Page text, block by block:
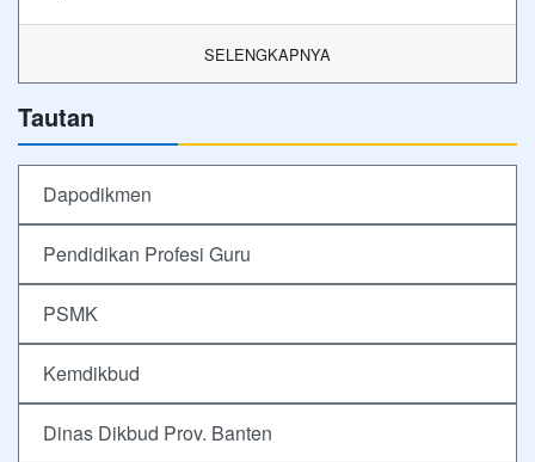
SELENGKAPNYA
Tautan
Dapodikmen
Pendidikan Profesi Guru
PSMK
Kemdikbud
Dinas Dikbud Prov. Banten